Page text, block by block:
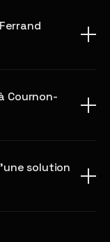
Cournon-
solution